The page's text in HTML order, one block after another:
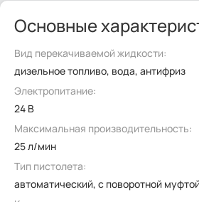
Основные
Вид перекачиваемой жидкости:
дизельное топливо, вода, антифриз
Электропитание:
24 В
Максимальная производительность:
25 л/мин
Тип пистолета:
автоматический, с поворотной